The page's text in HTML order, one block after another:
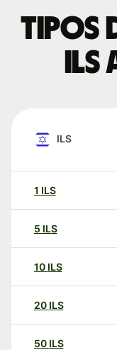
Tipos
ILS
1 ILS
5 ILS
10 ILS
20 ILS
50 ILS